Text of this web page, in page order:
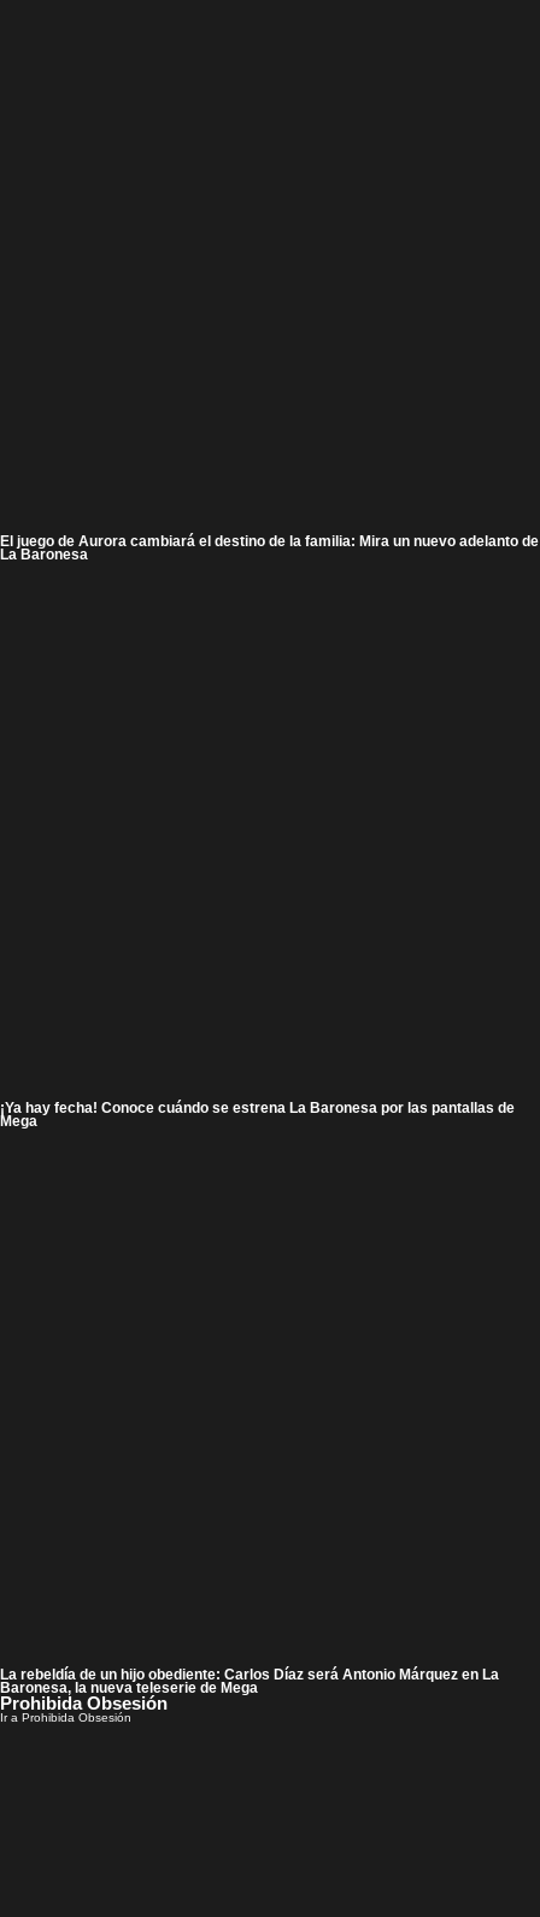
El juego de Aurora cambiará el destino de la familia: Mira un nuevo adelanto de
La Baronesa
¡Ya hay fecha! Conoce cuándo se estrena La Baronesa por las pantallas de
Mega
La rebeldía de un hijo obediente: Carlos Díaz será Antonio Márquez en La
Baronesa, la nueva teleserie de Mega
Prohibida Obsesión
Ir a Prohibida Obsesión